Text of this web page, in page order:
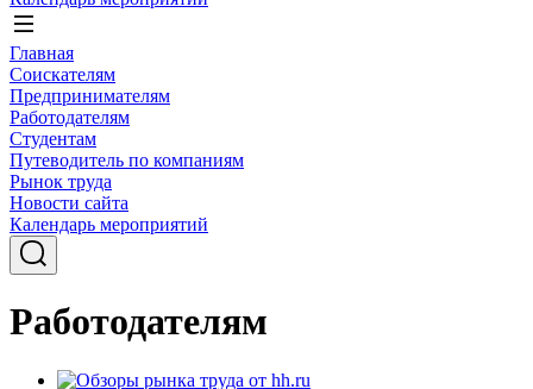
Главная
Соискателям
Предпринимателям
Работодателям
Студентам
Путеводитель по компаниям
Рынок труда
Новости сайта
Календарь мероприятий
Работодателям